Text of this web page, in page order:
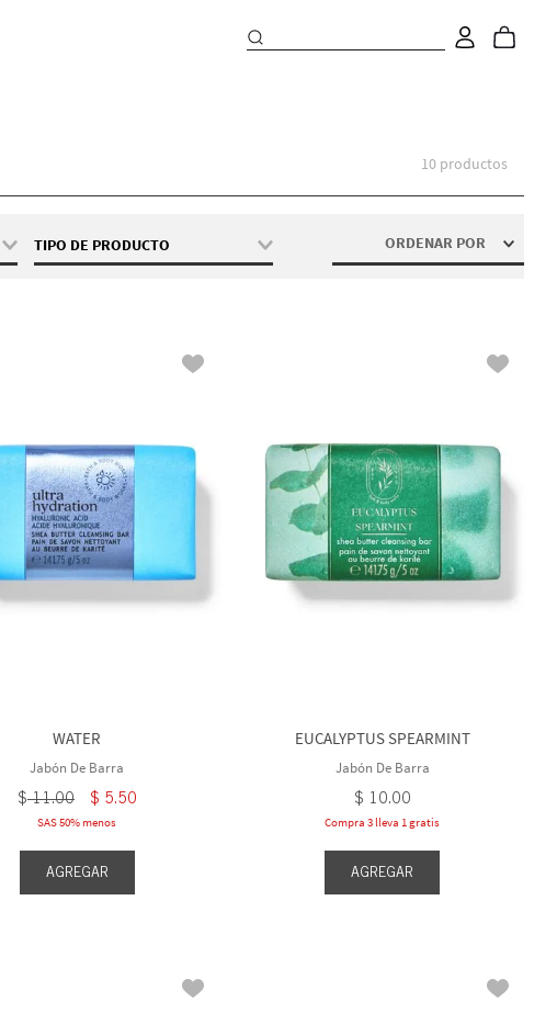
10 productos
TIPO DE PRODUCTO
ORDENAR POR
WATER
Jabón De Barra
$ 11.00 $ 5.50
SAS 50% menos
AGREGAR
EUCALYPTUS SPEARMINT
Jabón De Barra
$ 10.00
Compra 3 lleva 1 gratis
AGREGAR